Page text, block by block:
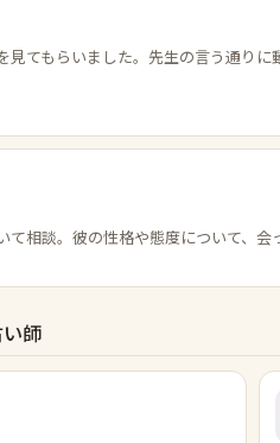
見てもらいました。先生の言う通り
て相談。彼の性格や態度について、会
師